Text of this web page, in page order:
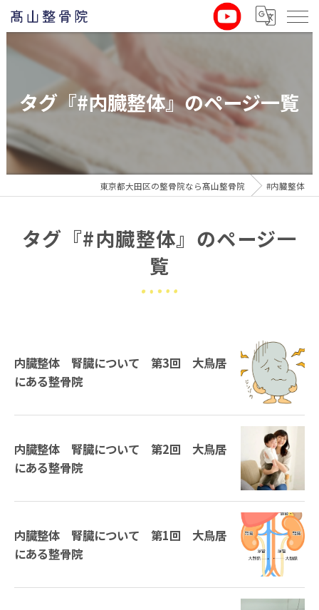
タグ『#内臓整体』のページ一覧
東京都大田区の整骨院なら髙山整骨院 #内臓整体
タグ『#内臓整体』のページ一
覧
内臓整体 腎臓について 第3回 大鳥居
にある整骨院
内臓整体 腎臓について 第2回 大鳥居
にある整骨院
内臓整体 腎臓について 第1回 大鳥居
にある整骨院